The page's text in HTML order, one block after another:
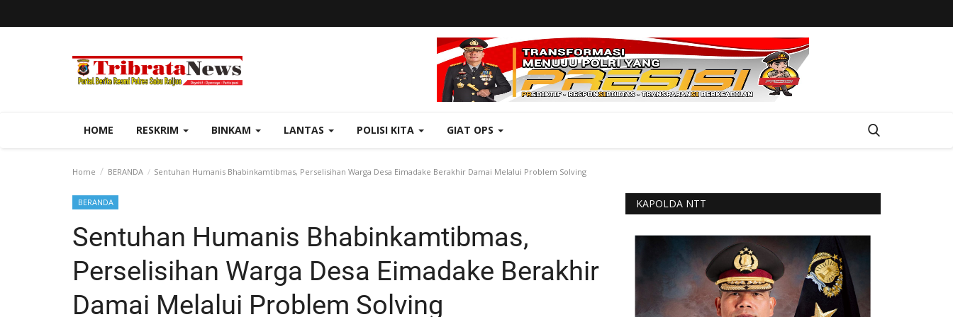
HOME RESKRIM BINKAM LANTAS POLISI KITA GIAT OPS
Home BERANDA Sentuhan Humanis Bhabinkamtibmas, Perselisihan Warga Desa Eimadake Berakhir Damai Melalui Problem Solving
BERANDA
Sentuhan Humanis Bhabinkamtibmas,
Perselisihan Warga Desa Eimadake Berakhir
Damai Melalui Problem Solving
KAPOLDA NTT